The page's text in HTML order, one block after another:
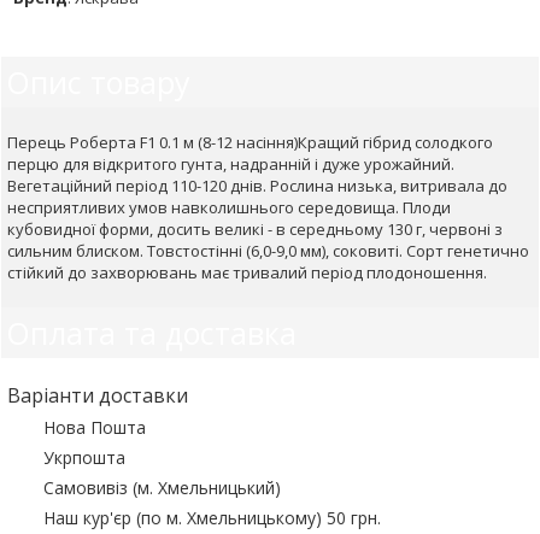
Перець Роберта F1 0.1 м (8-12 насіння)Кращий гібрид солодкого
перцю для відкритого гунта, надранній і дуже урожайний.
Вегетаційний період 110-120 днів. Рослина низька, витривала до
несприятливих умов навколишнього середовища. Плоди
кубовидної форми, досить великі - в середньому 130 г, червоні з
сильним блиском. Товстостінні (6,0-9,0 мм), соковиті. Сорт генетично
стійкий до захворювань має тривалий період плодоношення.
Варіанти доставки
Нова Пошта
Укрпошта
Самовивіз (м. Хмельницький)
Наш кур'єр (по м. Хмельницькому) 50 грн.